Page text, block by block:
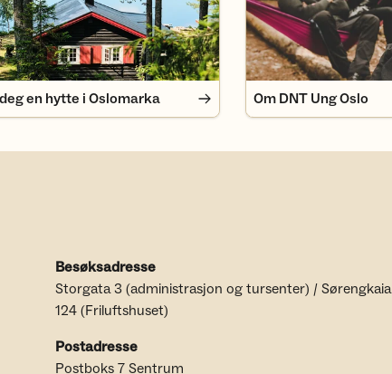
en hytte i Oslomarka Om DNT Ung Oslo
Besøksadresse
Storgata 3 (administrasjon og tursenter) / Sørengkaia
124 (Friluftshuset)
Postadresse
Postboks 7 Sentrum